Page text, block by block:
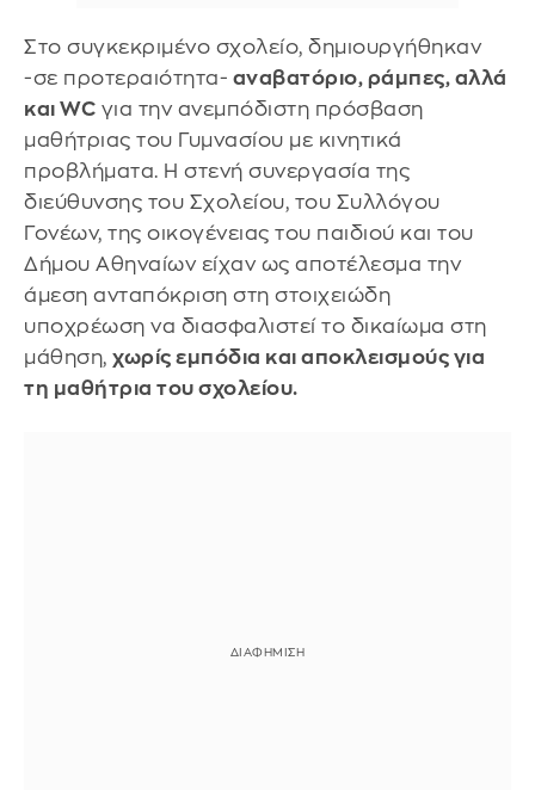
Στο συγκεκριμένο σχολείο, δημιουργήθηκαν
-σε προτεραιότητα- αναβατόριο, ράμπες, αλλά
και WC για την ανεμπόδιστη πρόσβαση
μαθήτριας του Γυμνασίου με κινητικά
προβλήματα. Η στενή συνεργασία της
διεύθυνσης του Σχολείου, του Συλλόγου
Γονέων, της οικογένειας του παιδιού και του
Δήμου Αθηναίων είχαν ως αποτέλεσμα την
άμεση ανταπόκριση στη στοιχειώδη
υποχρέωση να διασφαλιστεί το δικαίωμα στη
μάθηση, χωρίς εμπόδια και αποκλεισμούς για
τη μαθήτρια του σχολείου.